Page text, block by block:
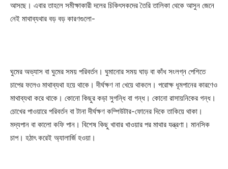
আসছে। এবার তাহলে সমীক্ষাকারী দলের চিকিৎসকদের তৈরি তালিকা থেকে আসুন জেনে
নেই মাথাব্যথার বড় বড় কারণগুলো-
ঘুমের অভ্যাস বা ঘুমের সময় পরিবর্তন। ঘুমানোর সময় ঘাড় বা কাঁধ সংলগ্ন পেশিতে
চাপের ফলেও মাথাব্যথা হয়ে থাকে। দীর্ঘক্ষণ না খেয়ে থাকলে। পরোক্ষ ধূমপানের কারণেও
মাথাব্যথা করে থাকে। কোনো কিছুর কড়া সুগন্ধি বা গন্ধ। কোনো রাসায়নিকের গন্ধ।
চোখের পাওয়ারে পরিবর্তন বা টানা দীর্ঘক্ষণ কম্পিউটার-ফোনের দিকে তাকিয়ে থাকা।
মদ্যপান বা কালো কফি পান। বিশেষ কিছু খাবার খাওয়ার পর মাথার যন্ত্রণা। মানসিক
চাপ। হঠাৎ করেই অ্যালার্জি হওয়া।